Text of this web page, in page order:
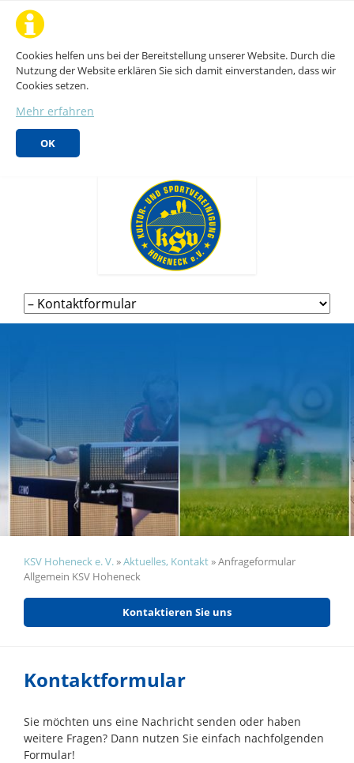
Cookies helfen uns bei der Bereitstellung unserer Website. Durch die
Nutzung der Website erklären Sie sich damit einverstanden, dass wir
Cookies setzen.
Mehr erfahren
OK
Navigation
überspringen
KSV Hoheneck e. V.»Aktuelles, Kontakt»Anfrageformular
Allgemein KSV Hoheneck
Kontaktieren Sie uns
Kontaktformular
Sie möchten uns eine Nachricht senden oder haben
weitere Fragen? Dann nutzen Sie einfach nachfolgenden
Formular!